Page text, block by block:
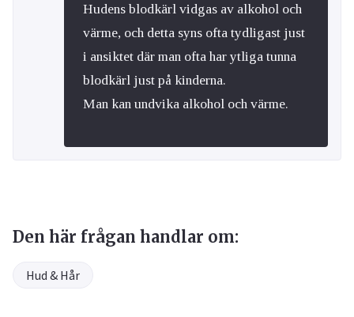
Hudens blodkärl vidgas av alkohol och
värme, och detta syns ofta tydligast just
i ansiktet där man ofta har ytliga tunna
blodkärl just på kinderna.
Man kan undvika alkohol och värme.
Den här frågan handlar om:
Hud & Hår